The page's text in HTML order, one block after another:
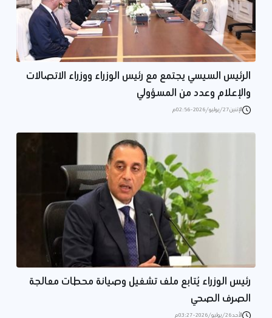
الرئيس السيسي يجتمع مع رئيس الوزراء ووزراء الاتصالات
والإعلام وعدد من المسؤولي
الإثنين 27/يوليو/2026 - 02:56 م
رئيس الوزراء يُتابع ملف تشغيل وصيانة محطات معالجة
الصرف الصحي
الأحد 26/يوليو/2026 - 03:27 م